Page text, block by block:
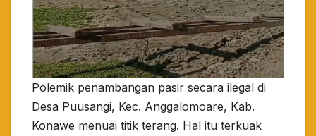
Polemik penambangan pasir secara ilegal di
Desa Puusangi, Kec. Anggalomoare, Kab.
Konawe menuai titik terang. Hal itu terkuak